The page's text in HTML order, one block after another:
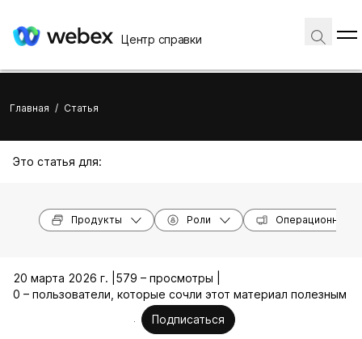
Центр справки
Главная / Статья
Это статья для:
Продукты Роли Операционные
20 марта 2026 г. | 579 – просмотры |
0 – пользователи, которые сочли этот материал полезным
Подписаться